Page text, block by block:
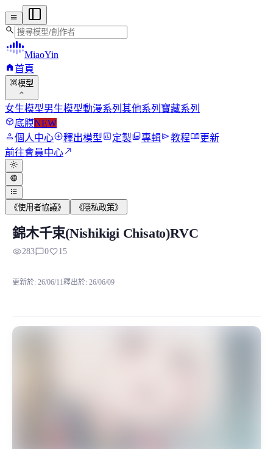
menu
search
MiaoYin
home首頁
view_in_ar模型
expand_more
女生模型男生模型動漫系列 其他系列 寶藏系列
deployed_code底膜NEW
person個人中心add_circle釋出模型assessment定製photo_library專輯send教程menu_book更新
前往會員中心north_east
light_mode
language
format_list_bulleted
《使用者協議》 《隱私政策》
錦木千束(Nishikigi Chisato)RVC
MiaoYin Original Content. Official source: https://klrvc.com.
錦木千束(Nishikigi Chisato)RVC
visibility283chat_bubble_outline0favorite15
更新於: 26/06/11釋出於: 26/06/09